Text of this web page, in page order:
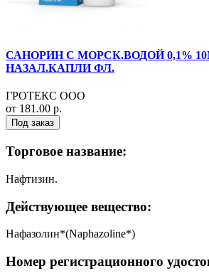
САНОРИН С МОРСК.ВОДОЙ 0,1%
НАЗАЛ.КАПЛИ ФЛ.
ГРОТЕКС ООО
от 181.00 р.
Под заказ
Торговое название:
Нафтизин.
Действующее вещество:
Нафазолин*(Naphazoline*)
Номер регистрационного